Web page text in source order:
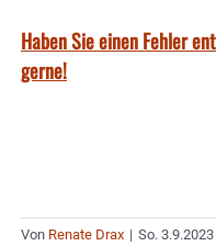
Haben Sie einen Fehler
gerne!
Von Renate Drax | So.